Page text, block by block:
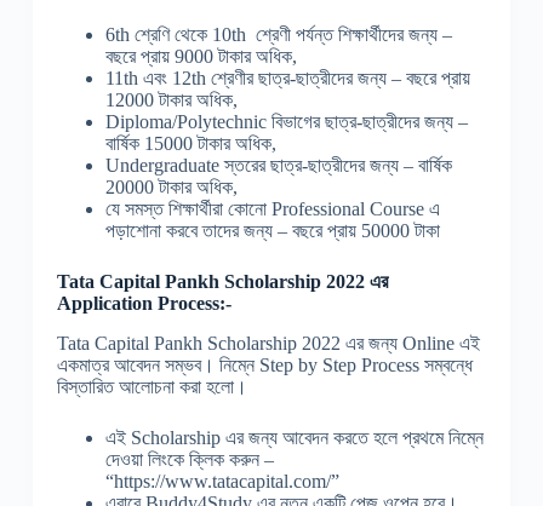
6th শ্রেণি থেকে 10th শ্রেণী পর্যন্ত শিক্ষার্থীদের জন্য –
বছরে প্রায় 9000 টাকার অধিক,
11th এবং 12th শ্রেণীর ছাত্র-ছাত্রীদের জন্য – বছরে প্রায়
12000 টাকার অধিক,
Diploma/Polytechnic বিভাগের ছাত্র-ছাত্রীদের জন্য –
বার্ষিক 15000 টাকার অধিক,
Undergraduate স্তরের ছাত্র-ছাত্রীদের জন্য – বার্ষিক
20000 টাকার অধিক,
যে সমস্ত শিক্ষার্থীরা কোনো Professional Course এ
পড়াশোনা করবে তাদের জন্য – বছরে প্রায় 50000 টাকা
Tata Capital Pankh Scholarship 2022 এর
Application Process:-
Tata Capital Pankh Scholarship 2022 এর জন্য Online এই
একমাত্র আবেদন সম্ভব। নিম্নে Step by Step Process সম্বন্ধে
বিস্তারিত আলোচনা করা হলো।
এই Scholarship এর জন্য আবেদন করতে হলে প্রথমে নিম্নে
দেওয়া লিংকে ক্লিক করুন –
“https://www.tatacapital.com/”